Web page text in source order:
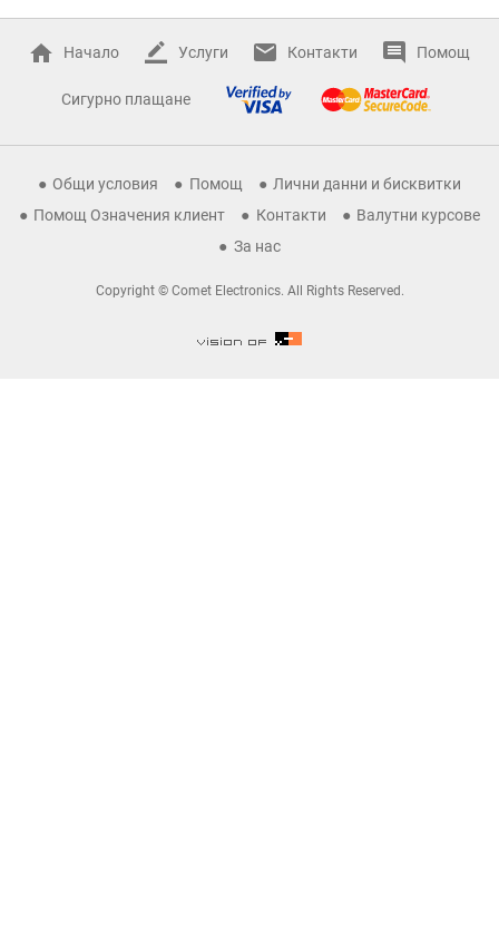
Начало Услуги Контакти Помощ
Сигурно плащане
Общи условия Помощ
Лични данни и бисквитки
Помощ Означения клиент
Контакти
Валутни курсове
За нас
Copyright © Comet Electronics. All Rights Reserved.